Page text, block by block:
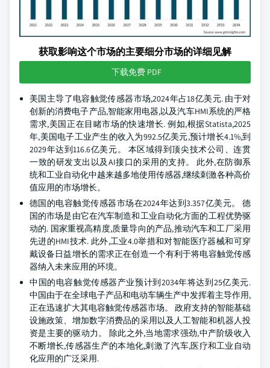
获取影响这个市场的主要细分市场的详细见解
下载免费 PDF
美国主导了电容触觉传感器市场,2024年占18亿美元. 由于对
创新的消费电子产品,智能家用电器,以及汽车HMI系统的严格
需求,美国正在目睹市场的快速增长. 例如,根据Statista,2025
年,美国电子工业产生的收入为992.5亿美元,预计增长4.1%,到
2029年达到116.6亿美元。 本区域得到顶尖技术公司、连贯
一致的研发支出以及AI接口的采用的支持。 此外,在防御系
统和工业自动化中越来越多地使用传感器,继续刺激各种高价
值应用的市场增长。
德国的电容触觉传感器市场在2024年达到3.357亿美元。 德
国的市场是由它在汽车制造和工业自动化方面的工程优势驱
动的. 国家重视高精度,质量导向的产品,推动汽车和工厂采用
先进的HMI技术. 此外,工业4.0举措和对智能医疗器械和可穿
戴设备日益增长的需求正在创造一个有利于将电容触觉传感
器纳入未来应用的环境。
中国的电容触觉传感器产业预计到2034年将达到25亿美元.
中国由于在全球电子产品和电动车辆生产中发挥着主导作用,
正在迅速扩大其电容触觉传感器市场。 政府支持的智能基础
设施政策、增加数字消费品的采用以及人工智能和机器人投
资是主要的驱动力。 除此之外,当地需求强劲,中产阶级收入
不断增长,传感器生产的本地化,刺激了汽车,医疗和工业自动
化应用的广泛采用.